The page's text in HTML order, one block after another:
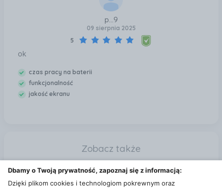
p...9
09 sierpnia 2025
5
ok
czas pracy na baterii
funkcjonalność
jakość ekranu
Zobacz także
Dbamy o Twoją prywatność, zapoznaj się z informacją:
Dzięki plikom cookies i technologiom pokrewnym oraz